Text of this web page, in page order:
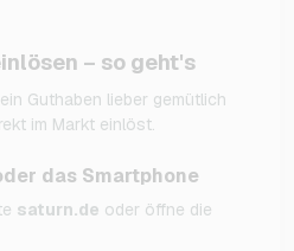
– so geht's
Guthaben lieber gemütlich
im Markt einlöst.
das Smartphone
saturn.de oder öffne die